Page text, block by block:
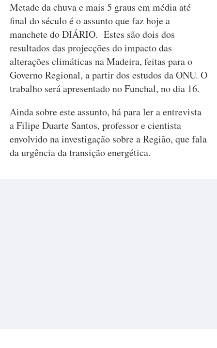
Metade da chuva e mais 5 graus em média até
final do século é o assunto que faz hoje a
manchete do DIÁRIO. Estes são dois dos
resultados das projecções do impacto das
alterações climáticas na Madeira, feitas para o
Governo Regional, a partir dos estudos da ONU. O
trabalho será apresentado no Funchal, no dia 16.
Ainda sobre este assunto, há para ler a entrevista
a Filipe Duarte Santos, professor e cientista
envolvido na investigação sobre a Região, que fala
da urgência da transição energética.